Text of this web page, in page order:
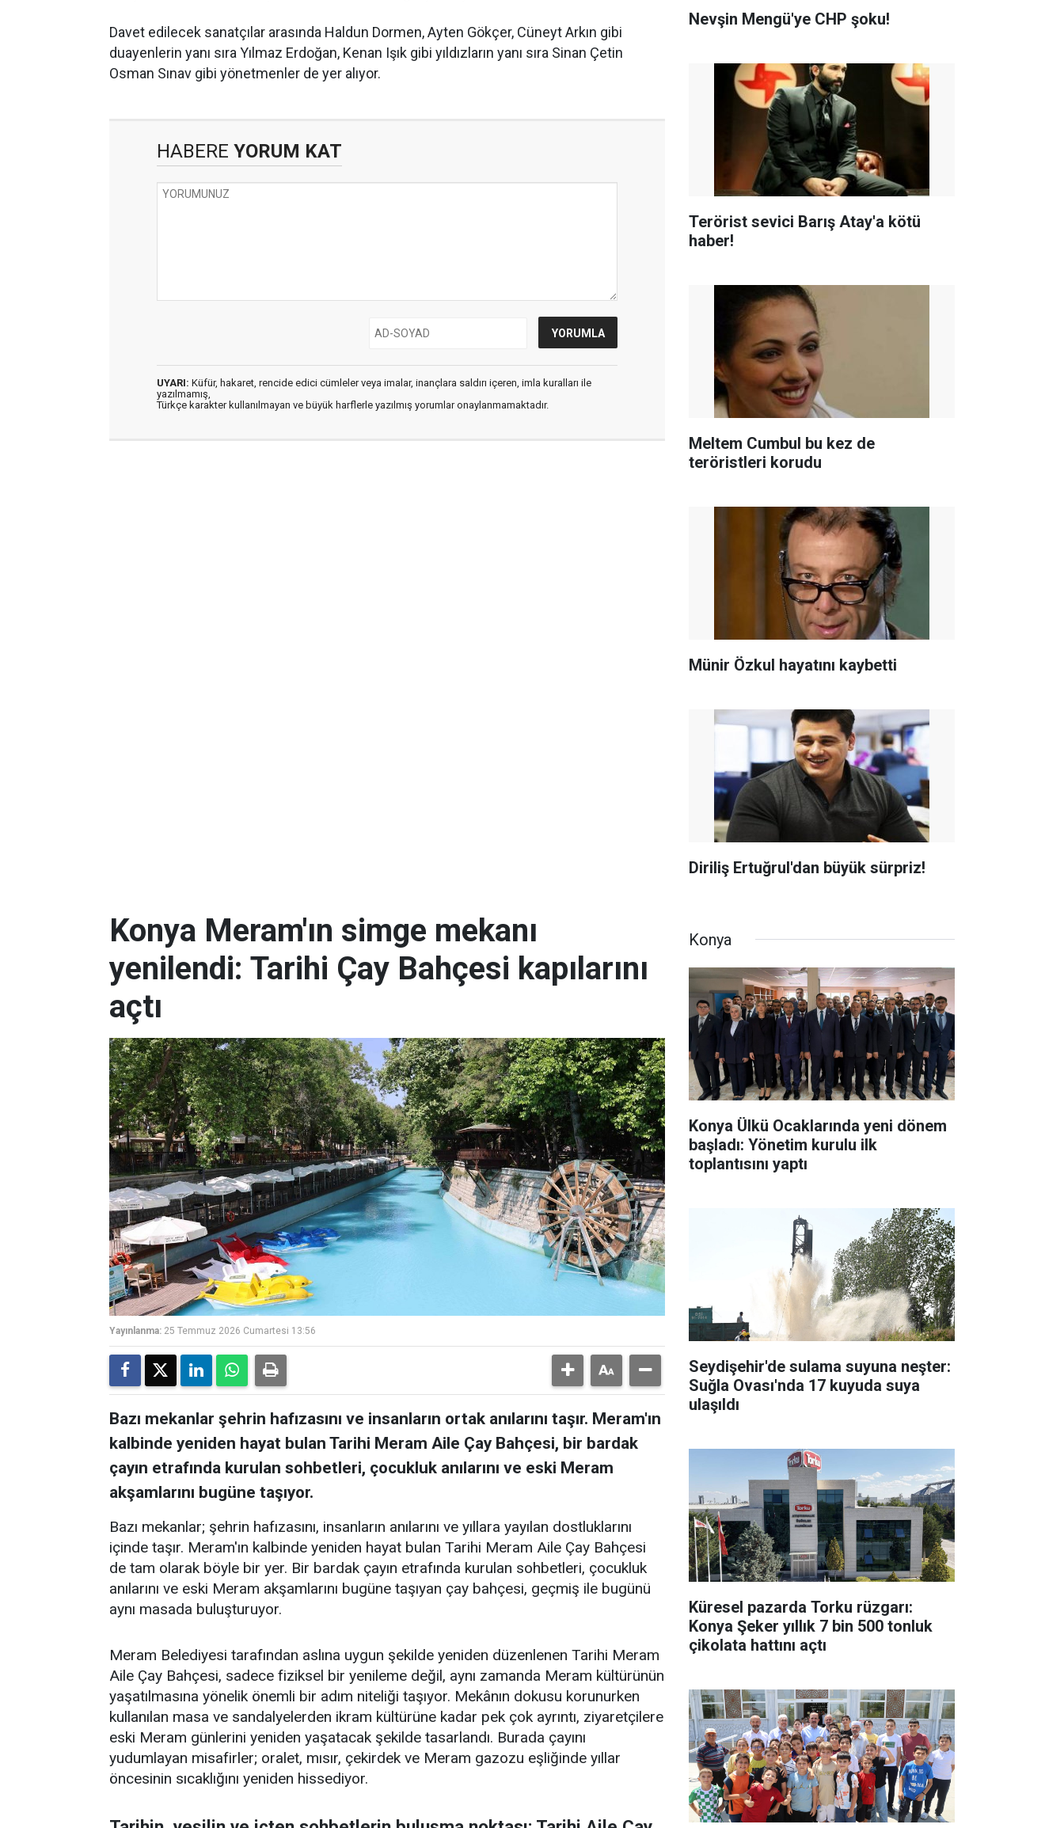
Davet edilecek sanatçılar arasında Haldun Dormen, Ayten Gökçer, Cüneyt Arkın gibi
duayenlerin yanı sıra Yılmaz Erdoğan, Kenan Işık gibi yıldızların yanı sıra Sinan Çetin
Osman Sınav gibi yönetmenler de yer alıyor.
HABERE YORUM KAT
UYARI: Küfür, hakaret, rencide edici cümleler veya imalar, inançlara saldırı içeren, imla kuralları ile
yazılmamış,
Türkçe karakter kullanılmayan ve büyük harflerle yazılmış yorumlar onaylanmamaktadır.
Nevşin Mengü'ye CHP şoku!
Terörist sevici Barış Atay'a kötü
haber!
Meltem Cumbul bu kez de
teröristleri korudu
Münir Özkul hayatını kaybetti
Diriliş Ertuğrul'dan büyük sürpriz!
Konya Meram'ın simge mekanı
yenilendi: Tarihi Çay Bahçesi kapılarını
açtı
Yayınlanma: 25 Temmuz 2026 Cumartesi 13:56
Bazı mekanlar şehrin hafızasını ve insanların ortak anılarını taşır. Meram'ın
kalbinde yeniden hayat bulan Tarihi Meram Aile Çay Bahçesi, bir bardak
çayın etrafında kurulan sohbetleri, çocukluk anılarını ve eski Meram
akşamlarını bugüne taşıyor.
Bazı mekanlar; şehrin hafızasını, insanların anılarını ve yıllara yayılan dostluklarını
içinde taşır. Meram'ın kalbinde yeniden hayat bulan Tarihi Meram Aile Çay Bahçesi
de tam olarak böyle bir yer. Bir bardak çayın etrafında kurulan sohbetleri, çocukluk
anılarını ve eski Meram akşamlarını bugüne taşıyan çay bahçesi, geçmiş ile bugünü
aynı masada buluşturuyor.
Meram Belediyesi tarafından aslına uygun şekilde yeniden düzenlenen Tarihi Meram
Aile Çay Bahçesi, sadece fiziksel bir yenileme değil, aynı zamanda Meram kültürünün
yaşatılmasına yönelik önemli bir adım niteliği taşıyor. Mekânın dokusu korunurken
kullanılan masa ve sandalyelerden ikram kültürüne kadar pek çok ayrıntı, ziyaretçilere
eski Meram günlerini yeniden yaşatacak şekilde tasarlandı. Burada çayını
yudumlayan misafirler; oralet, mısır, çekirdek ve Meram gazozu eşliğinde yıllar
öncesinin sıcaklığını yeniden hissediyor.
Konya
Konya Ülkü Ocaklarında yeni dönem
başladı: Yönetim kurulu ilk
toplantısını yaptı
Seydişehir'de sulama suyuna neşter:
Suğla Ovası'nda 17 kuyuda suya
ulaşıldı
Küresel pazarda Torku rüzgarı:
Konya Şeker yıllık 7 bin 500 tonluk
çikolata hattını açtı